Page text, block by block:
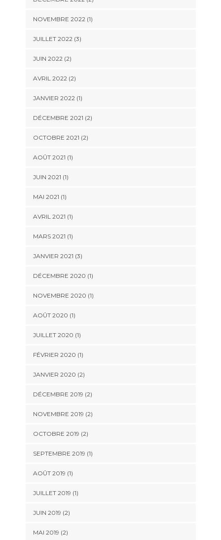
NOVEMBRE 2022(1)
JUILLET 2022(3)
JUIN 2022(2)
AVRIL 2022(2)
JANVIER 2022(1)
DÉCEMBRE 2021 (2)
OCTOBRE 2021 (2)
AOÛT 2021 (1)
JUIN 2021 (1)
MAI 2021 (1)
AVRIL 2021 (1)
MARS 2021 (1)
JANVIER 2021 (3)
DÉCEMBRE 2020 (1)
NOVEMBRE 2020 (1)
AOÛT 2020 (1)
JUILLET 2020 (1)
FÉVRIER 2020 (1)
JANVIER 2020 (2)
DÉCEMBRE 2019 (2)
NOVEMBRE 2019 (2)
OCTOBRE 2019 (2)
SEPTEMBRE 2019 (1)
AOÛT 2019 (1)
JUILLET 2019 (1)
JUIN 2019 (2)
MAI 2019 (2)